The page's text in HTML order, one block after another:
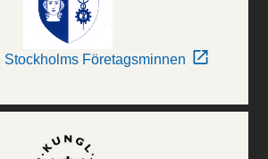
Stockholms Företagsminnen